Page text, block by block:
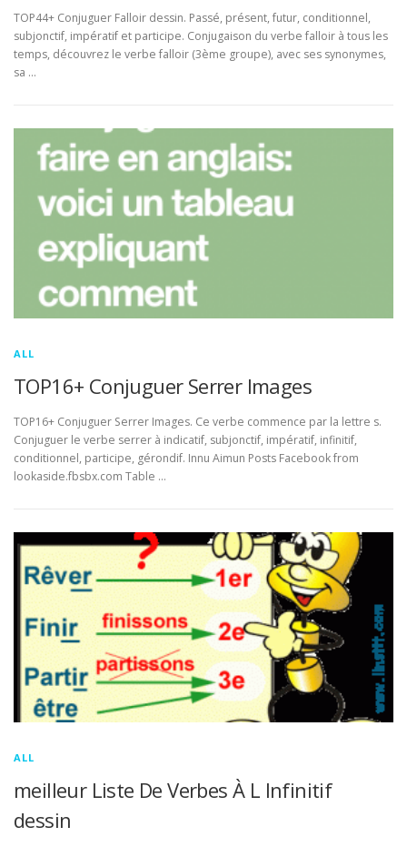
TOP44+ Conjuguer Falloir dessin. Passé, présent, futur, conditionnel,
subjonctif, impératif et participe. Conjugaison du verbe falloir à tous les
temps, découvrez le verbe falloir (3ème groupe), avec ses synonymes,
sa …
ALL
TOP16+ Conjuguer Serrer Images
TOP16+ Conjuguer Serrer Images. Ce verbe commence par la lettre s.
Conjuguer le verbe serrer à indicatif, subjonctif, impératif, infinitif,
conditionnel, participe, gérondif. Innu Aimun Posts Facebook from
lookaside.fbsbx.com Table …
ALL
meilleur Liste De Verbes À L Infinitif
dessin